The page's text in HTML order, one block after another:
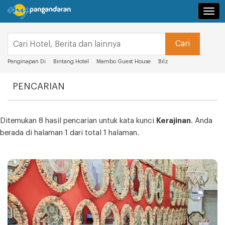
Penginapan Di Bintang Hotel Mambo Guest House Bilz
PENCARIAN
Ditemukan 8 hasil pencarian untuk kata kunci Kerajinan. Anda
berada di halaman 1 dari total 1 halaman.